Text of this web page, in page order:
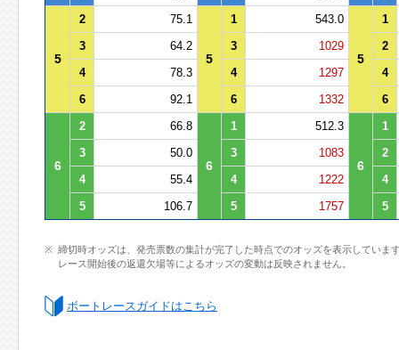
5
2 75.1
5
1 543.0
5
1
3
64.2 3 1029
2
4
78.3 4 1297
4
6
92.1 6 1332 6
6
2 66.8
6
1 512.3
6
1
3
50.0 3 1083
2
4
55.4 4 1222
4
5
106.7 5 1757 5
締切時オッズは、発売票数の集計が完了した時点でのオッズを表示していま
レース開始後の返還欠場等によるオッズの変動は反映されません。
ボートレースガイドはこちら